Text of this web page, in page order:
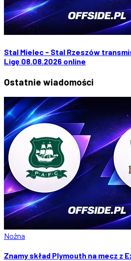
Stal Mielec - Stal Rzeszów
Ligę 08.08.2026 online
Ostatnie wiadomości
Nożna
Znamy skład Plymouth na mecz z